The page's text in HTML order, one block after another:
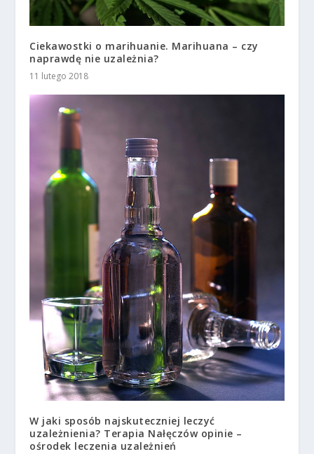
Ciekawostki o marihuanie. Marihuana – czy
naprawdę nie uzależnia?
11 lutego 2018
W jaki sposób najskuteczniej leczyć
uzależnienia? Terapia Nałęczów opinie –
ośrodek leczenia uzależnień